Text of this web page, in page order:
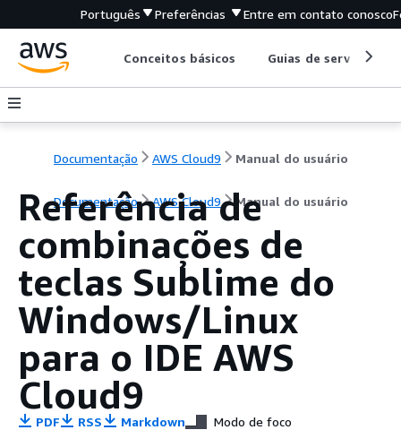
Português Preferências Entre em contato conosco
Conceitos básicos Guias de serviço
Documentação AWS Cloud9 Manual do usuário
Documentação AWS Cloud9 Manual do usuário
Referência de
combinações de
teclas Sublime do
Windows/Linux
para o IDE AWS
Cloud9
PDF RSS Markdown Modo de foco